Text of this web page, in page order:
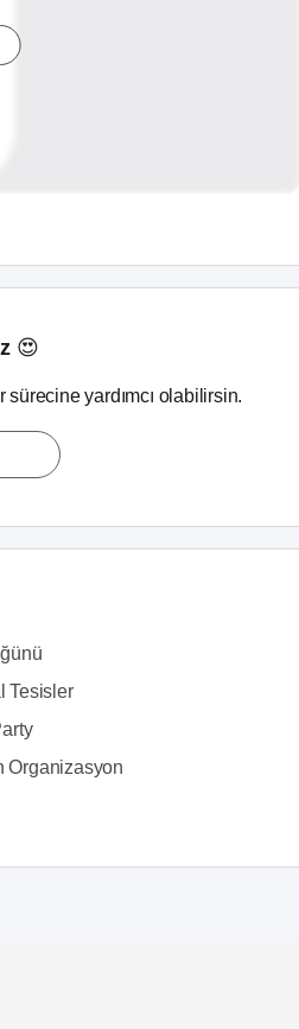
😍
yardımcı olabilirsin.
Tesisler
Organizasyon